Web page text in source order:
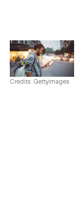
Credits: Gettyimages